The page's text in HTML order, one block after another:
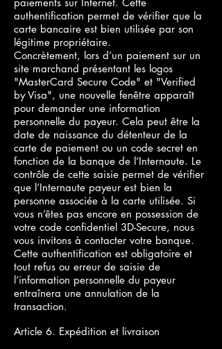
authentification permet de vérifier que la
carte bancaire est bien utilisée par son
légitime propriétaire.
Concrètement, lors d’un paiement sur un
site marchand présentant les logos
"MasterCard Secure Code" et "Verified
by Visa", une nouvelle fenêtre apparaît
pour demander une information
personnelle du payeur. Cela peut être la
date de naissance du détenteur de la
carte de paiement ou un code secret en
fonction de la banque de l’Internaute. Le
contrôle de cette saisie permet de vérifier
que l’Internaute payeur est bien la
personne associée à la carte utilisée. Si
vous n’êtes pas encore en possession de
votre code confidentiel 3D-Secure, nous
vous invitons à contacter votre banque.
Cette authentification est obligatoire et
tout refus ou erreur de saisie de
l’information personnelle du payeur
entraînera une annulation de la
transaction.
Article 6. Expédition et livraison